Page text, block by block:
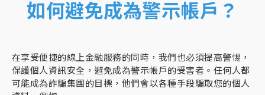
如何避免成為警示帳戶？
在享受便捷的線上金融服務的同時，我們也必須提高警惕，
保護個人資訊安全，避免成為警示帳戶的受害者。任何人都
可能成為詐騙集團的目標，他們會以各種手段騙取您的個人